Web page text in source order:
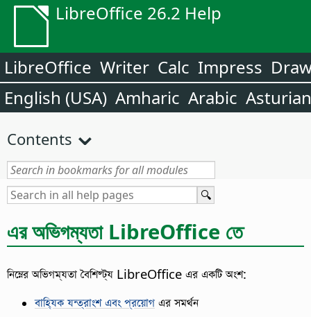
LibreOffice 26.2 Help
LibreOffice Writer Calc Impress
English (USA) Amharic Arabic Asturian
Contents
এর অভিগম্যতা LibreOffice তে
নিম্নের অভিগম্যতা বৈশিষ্ট্য LibreOffice এর একটি অংশ:
বাহ্যিক যন্ত্রাংশ এবং প্রয়োগ এর সমর্থন